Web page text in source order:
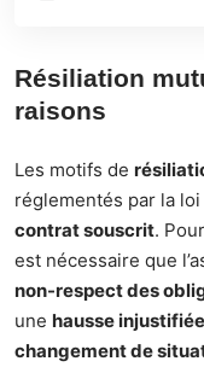
Résiliation
raisons
Les motifs de
réglementés par la
contrat souscrit.
est nécessaire que
non-respect des
une hausse
changement de